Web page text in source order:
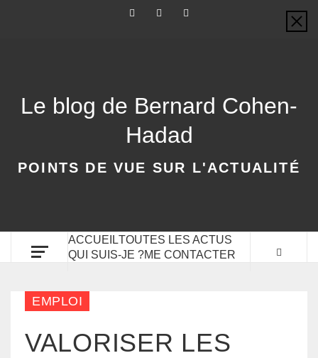
Le blog de Bernard Cohen-
Hadad
POINTS DE VUE SUR L'ACTUALITÉ
ACCUEILTOUTES LES ACTUS
QUI SUIS-JE ?ME CONTACTER
EMPLOI
VALORISER LES